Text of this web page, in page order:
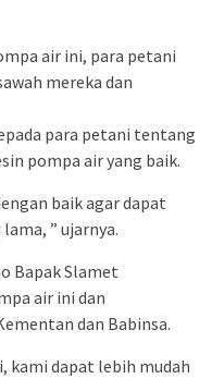
air ini, para petani
mereka dan
para petani tentang
pompa air yang baik.
baik agar dapat
” ujarnya.
Bapak Slamet
air ini dan
dan Babinsa.
kami dapat lebih mudah